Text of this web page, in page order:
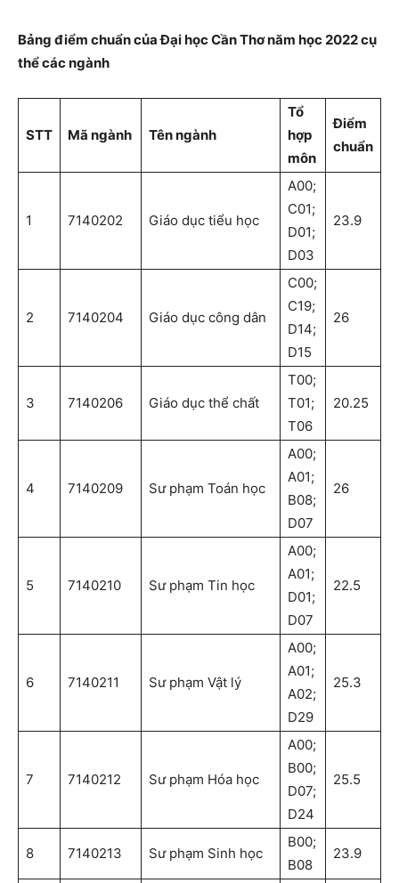
Bảng điểm chuẩn của Đại học Cần Thơ năm học 2022 cụ
thể các ngành
STT Mã ngành Tên ngành
Tổ
hợp
môn
Điểm
chuẩn
1 7140202 Giáo dục tiểu học
A00;
C01;
D01;
D03
23.9
2 7140204 Giáo dục công dân
C00;
C19;
D14;
D15
26
3 7140206 Giáo dục thể chất
T00;
T01;
T06
20.25
4 7140209 Sư phạm Toán học
A00;
A01;
B08;
D07
26
5 7140210 Sư phạm Tin học
A00;
A01;
D01;
D07
22.5
6 7140211 Sư phạm Vật lý
A00;
A01;
A02;
D29
25.3
7 7140212 Sư phạm Hóa học
A00;
B00;
D07;
D24
25.5
8 7140213 Sư phạm Sinh học
B00;
B08
23.9